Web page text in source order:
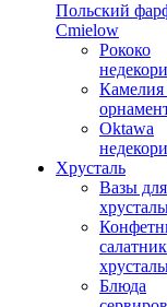
Польский
Сmielow
Рококо
Oktawa
Хрусталь
Вазы
Блюда